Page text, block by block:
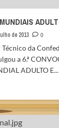
de 2013
0
da
a 6.ª
ADULTO E...